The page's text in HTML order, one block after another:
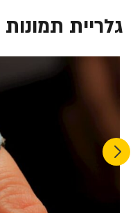
גלריית תמונות